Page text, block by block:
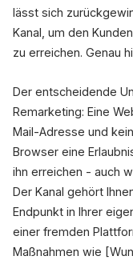
lässt sich
Kanal, um den
zu erreichen. Genau
Der entscheidende
Remarketing: Eine
Mail-Adresse und
Browser eine
ihn erreichen - auch
Der Kanal gehört
Endpunkt in Ihrer
einer fremden
Maßnahmen wie